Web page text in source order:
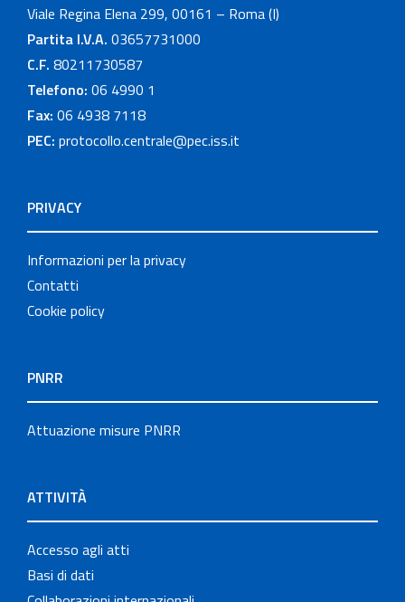
Viale Regina Elena 299, 00161 – Roma (I)
Partita I.V.A. 03657731000
C.F. 80211730587
Telefono: 06 4990 1
Fax: 06 4938 7118
PEC: protocollo.centrale@pec.iss.it
PRIVACY
Informazioni per la privacy
Contatti
Cookie policy
PNRR
Attuazione misure PNRR
ATTIVITÀ
Accesso agli atti
Basi di dati